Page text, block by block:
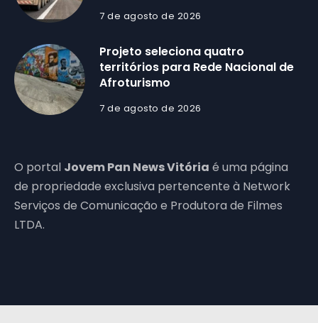
7 de agosto de 2026
Projeto seleciona quatro
territórios para Rede Nacional de
Afroturismo
7 de agosto de 2026
O portal Jovem Pan News Vitória é uma página
de propriedade exclusiva pertencente à Network
Serviços de Comunicação e Produtora de Filmes
LTDA.